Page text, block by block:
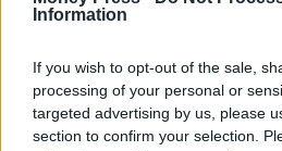
Information
If you wish to opt-out of the sale,
processing of your personal or
targeted advertising by us, please
section to confirm your selection.
η μονοκομματική σταθερότητα
πολυδιασπασμένης
συμφωνήσει ακόμη και για το αν